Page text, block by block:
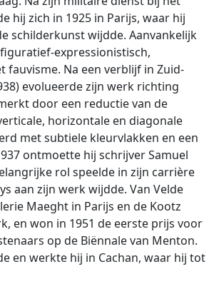
hij zich in 1925 in Parijs, waar hij
schilderkunst wijdde. Aanvankelijk
expressionistisch,
fauvisme. Na een verblijf in Zuid-
evolueerde zijn werk richting
door een reductie van de
horizontale en diagonale
met subtiele kleurvlakken en een
ontmoette hij schrijver Samuel
rol speelde in zijn carrière
aan zijn werk wijdde. Van Velde
Maeght in Parijs en de Kootz
en won in 1951 de eerste prijs voor
op de Biënnale van Menton.
en werkte hij in Cachan, waar hij tot